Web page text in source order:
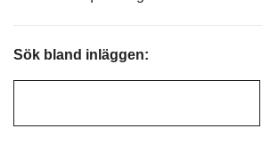
Sök bland inläggen: